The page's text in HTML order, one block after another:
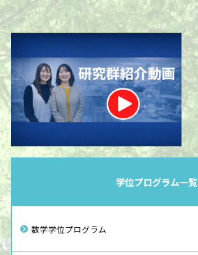
学位プログラム一覧
数学学位プログラム